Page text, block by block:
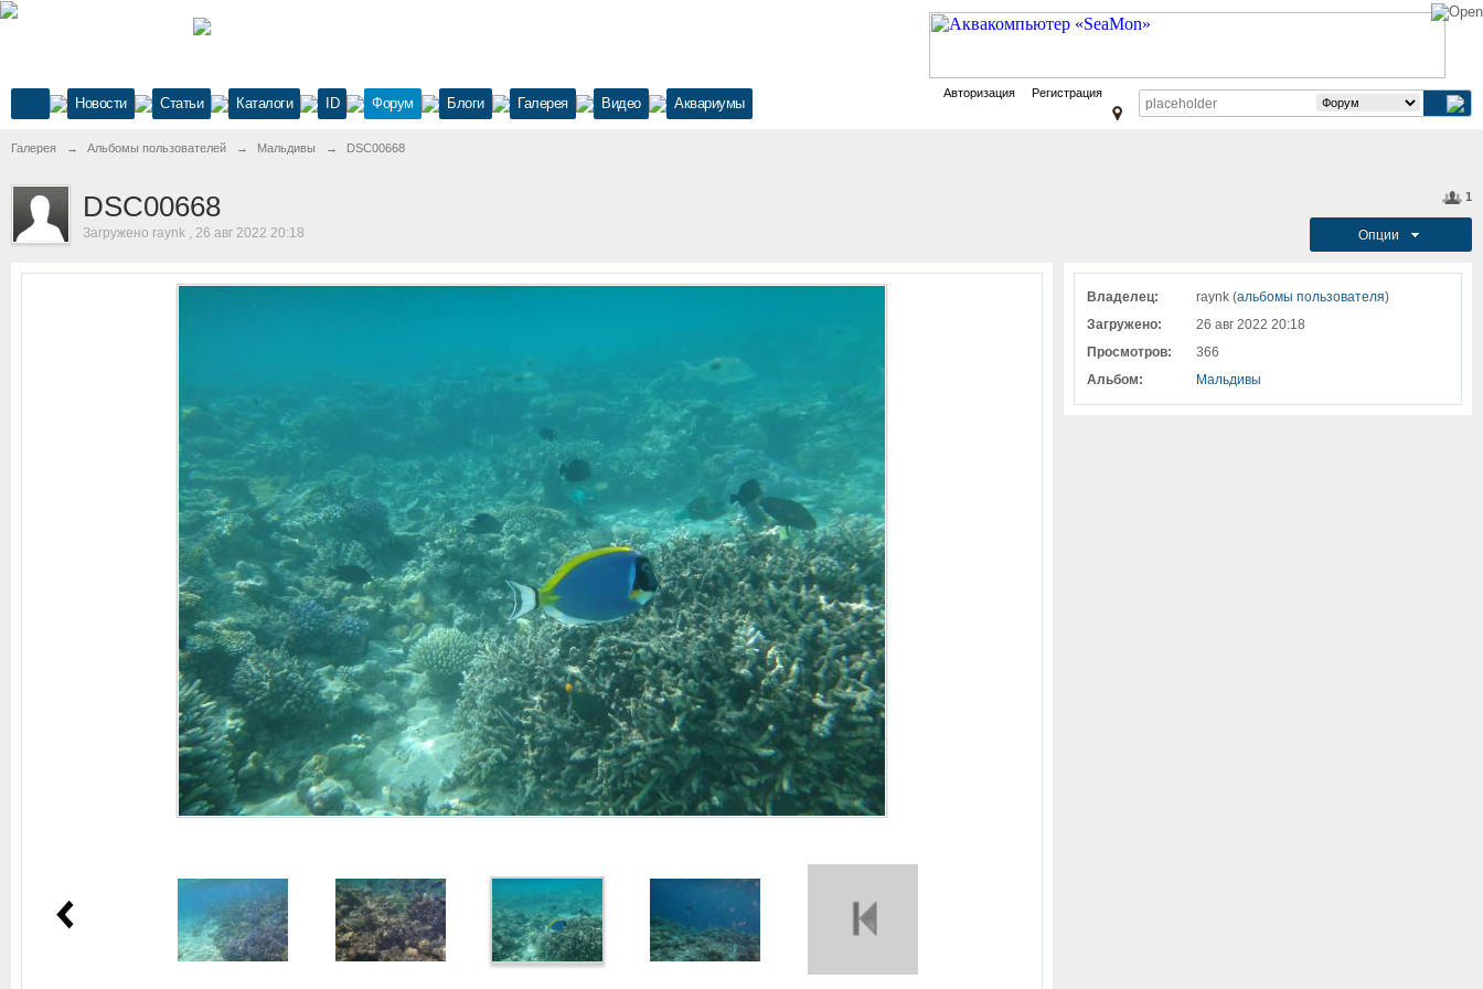
Новости Статьи Каталоги ID Форум Блоги Галерея Видео Аквариумы
Авторизация Регистрация
Галерея → Альбомы пользователей → Мальдивы → DSC00668
1
Опции
DSC00668
Загружено raynk , 26 авг 2022 20:18
Владелец: raynk (альбомы пользователя)
Загружено:
26 авг 2022 20:18
Просмотров:
366
Альбом:
Мальдивы